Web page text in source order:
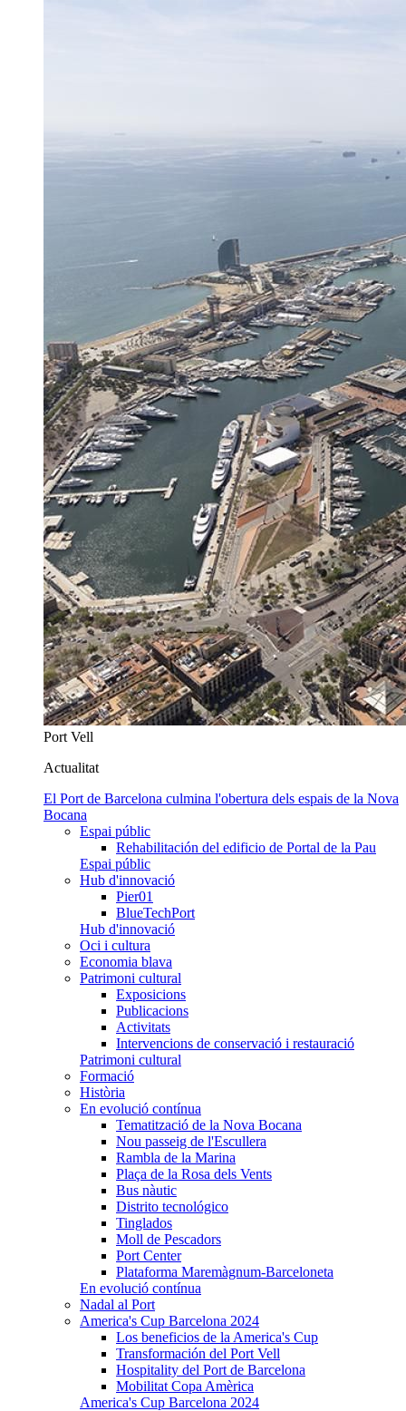
Port Vell
Actualitat
El Port de Barcelona culmina l'obertura dels espais de la Nova
Bocana
Espai públic
Rehabilitación del edificio de Portal de la Pau
Espai públic
Hub d'innovació
Pier01
BlueTechPort
Hub d'innovació
Oci i cultura
Economia blava
Patrimoni cultural
Exposicions
Publicacions
Activitats
Intervencions de conservació i restauració
Patrimoni cultural
Formació
Història
En evolució contínua
Tematització de la Nova Bocana
Nou passeig de l'Escullera
Rambla de la Marina
Plaça de la Rosa dels Vents
Bus nàutic
Distrito tecnológico
Tinglados
Moll de Pescadors
Port Center
Plataforma Maremàgnum-Barceloneta
En evolució contínua
Nadal al Port
America's Cup Barcelona 2024
Los beneficios de la America's Cup
Transformación del Port Vell
Hospitality del Port de Barcelona
Mobilitat Copa Amèrica
America's Cup Barcelona 2024